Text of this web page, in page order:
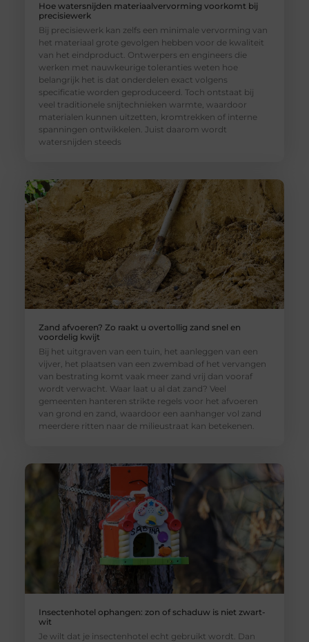
Hoe watersnijden materiaalvervorming voorkomt bij
precisiewerk
Bij precisiewerk kan zelfs een minimale vervorming van
het materiaal grote gevolgen hebben voor de kwaliteit
van het eindproduct. Ontwerpers en engineers die
werken met nauwkeurige toleranties weten hoe
belangrijk het is dat onderdelen exact volgens
specificatie worden geproduceerd. Toch ontstaat bij
veel traditionele snijtechnieken warmte, waardoor
materialen kunnen uitzetten, kromtrekken of interne
spanningen ontwikkelen. Juist daarom wordt
watersnijden steeds
Zand afvoeren? Zo raakt u overtollig zand snel en
voordelig kwijt
Bij het uitgraven van een tuin, het aanleggen van een
vijver, het plaatsen van een zwembad of het vervangen
van bestrating komt vaak meer zand vrij dan vooraf
wordt verwacht. Waar laat u al dat zand? Veel
gemeenten hanteren strikte regels voor het afvoeren
van grond en zand, waardoor een aanhanger vol zand
meerdere ritten naar de milieustraat kan betekenen.
Insectenhotel ophangen: zon of schaduw is niet zwart-
wit
Je wilt dat je insectenhotel echt gebruikt wordt. Dan